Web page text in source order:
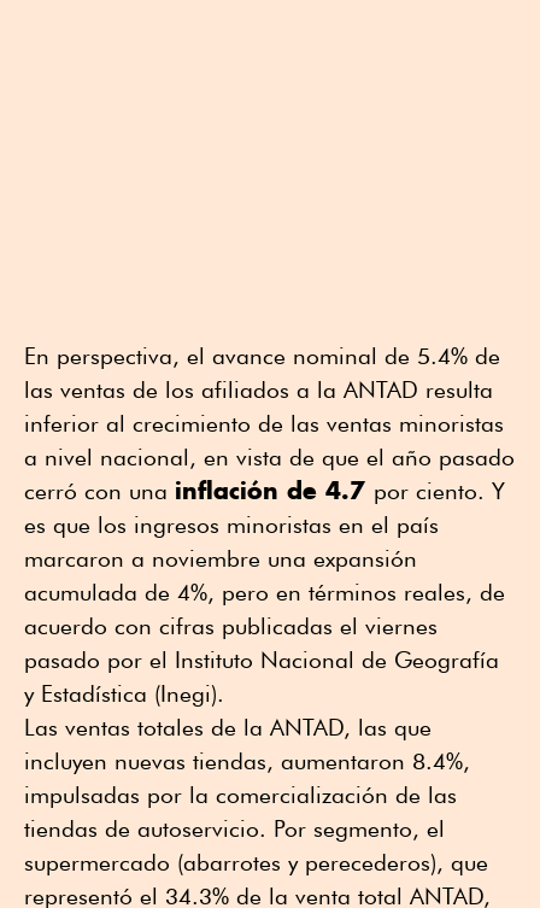
En perspectiva, el avance nominal de 5.4% de
las ventas de los afiliados a la ANTAD resulta
inferior al crecimiento de las ventas minoristas
a nivel nacional, en vista de que el año pasado
cerró con una inflación de 4.7 por ciento. Y
es que los ingresos minoristas en el país
marcaron a noviembre una expansión
acumulada de 4%, pero en términos reales, de
acuerdo con cifras publicadas el viernes
pasado por el Instituto Nacional de Geografía
y Estadística (Inegi).
Las ventas totales de la ANTAD, las que
incluyen nuevas tiendas, aumentaron 8.4%,
impulsadas por la comercialización de las
tiendas de autoservicio. Por segmento, el
supermercado (abarrotes y perecederos), que
representó el 34.3% de la venta total ANTAD,